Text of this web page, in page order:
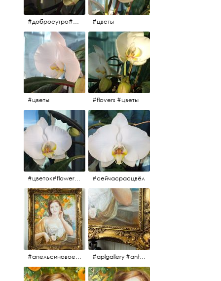
#доброеутро#май#солнце#цветы #майсолнцецветы #цветы
#цветы #flovers #цветы
#цветок#flowers #💜🌸 #сейчасрасцвёл
#апельсиновоедерево #плодородие #изобилие #картина #портрет #живопись #девушка #апельсиновоедерево #плодородие #рама #антикварнаярама #антиквариат #antiques #abundance #aplgallery #portrait #painting #frame #fertility #orangetree @aplgallery #aplgallery #antiques #painting #portrait #frame #antiqueframe #abundance #fertility #orangetree #антиквариат#картина#фрагмент #живопись #улыбка #девушка #портрет #рама #антикварнаярама #изобилие #плодородие #апельсиновоедерево